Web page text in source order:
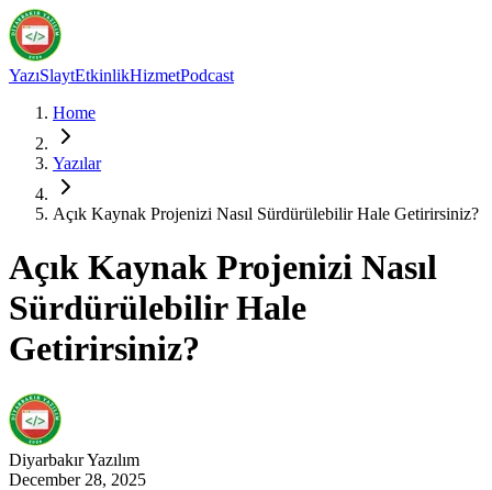
YazıSlaytEtkinlikHizmetPodcast
Home
Yazılar
Açık Kaynak Projenizi Nasıl Sürdürülebilir Hale Getirirsiniz?
Açık Kaynak Projenizi Nasıl
Sürdürülebilir Hale
Getirirsiniz?
DiyarbakırYazılım
December 28, 2025